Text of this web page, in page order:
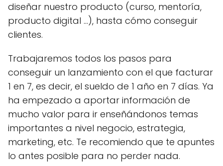
diseñar nuestro producto (curso, mentoría,
producto digital ...), hasta cómo conseguir
clientes.
Trabajaremos todos los pasos para
conseguir un lanzamiento con el que facturar
1 en 7, es decir, el sueldo de 1 año en 7 días. Ya
ha empezado a aportar información de
mucho valor para ir enseñándonos temas
importantes a nivel negocio, estrategia,
marketing, etc. Te recomiendo que te apuntes
lo antes posible para no perder nada.